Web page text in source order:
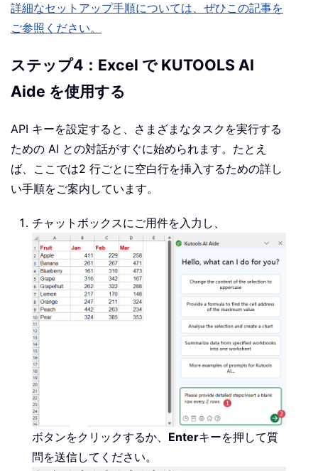
詳細なセットアップ手順については、ぜひこの記事を
ご参照ください。
ステップ4：Excel で KUTOOLS AI
Aide を使用する
API キーを設定すると、さまざまなタスクを実行する
ための AI との対話がすぐに始められます。たとえ
ば、ここでは2 行ごとに空白行を挿入するための詳し
い手順をご案内しています。
チャットボックスにご用件を入力し、
ボタンをクリックするか、 Enterキーを押して質
問を送信してください。